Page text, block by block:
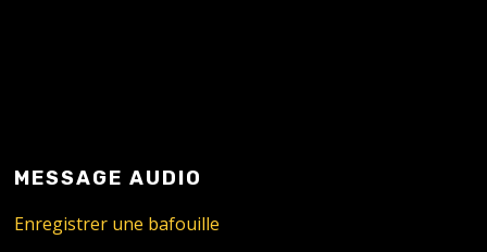
MESSAGE AUDIO
Enregistrer une bafouille